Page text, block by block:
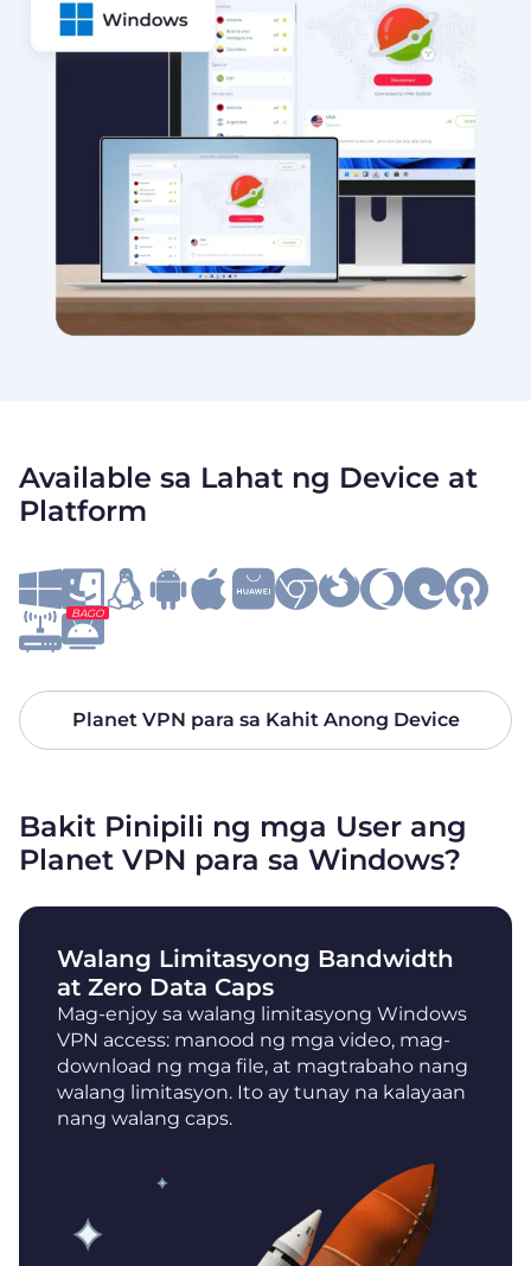
Available sa Lahat ng Device at
Platform
BAGO
Planet VPN para sa Kahit Anong Device
Bakit Pinipili ng mga User ang
Planet VPN para sa Windows?
Walang Limitasyong Bandwidth
at Zero Data Caps
Mag-enjoy sa walang limitasyong Windows
VPN access: manood ng mga video, mag-
download ng mga file, at magtrabaho nang
walang limitasyon. Ito ay tunay na kalayaan
nang walang caps.